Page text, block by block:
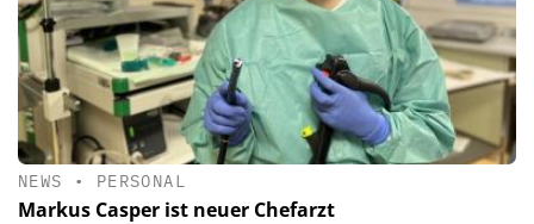
NEWS • PERSONAL
Markus Casper ist neuer Chefarzt